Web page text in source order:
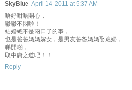
SkyBlue April 14, 2011 at 5:37 AM
唔好咁唔開心，
鬱鬱不悶啦！
結婚總不是兩口子的事，
也是爸爸媽媽嫁女，是男友爸爸媽媽娶媳婦，
睇開啲，
取中庸之道吧！！
Reply